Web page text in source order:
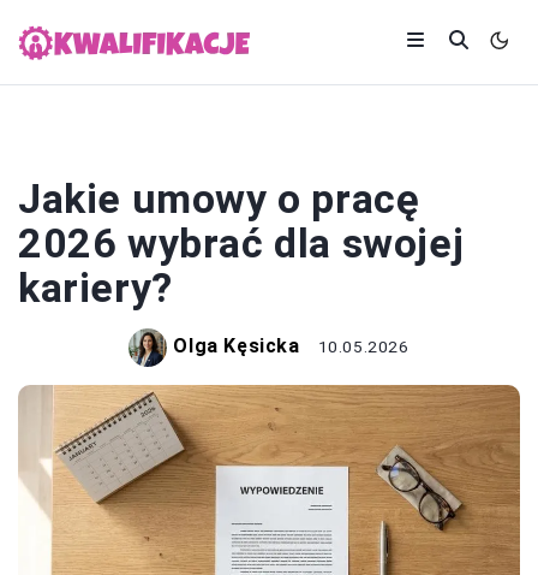
Jakie umowy o pracę
2026 wybrać dla swojej
kariery?
Olga Kęsicka 10.05.2026